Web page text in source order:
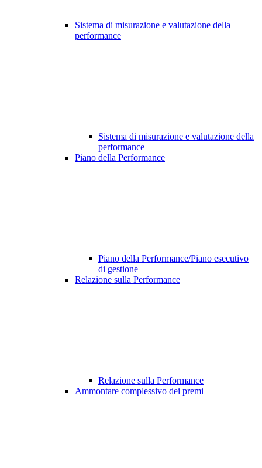
Sistema di misurazione e valutazione della
performance
Sistema di misurazione e valutazione della
performance
Piano della Performance
Piano della Performance/Piano esecutivo
di gestione
Relazione sulla Performance
Relazione sulla Performance
Ammontare complessivo dei premi